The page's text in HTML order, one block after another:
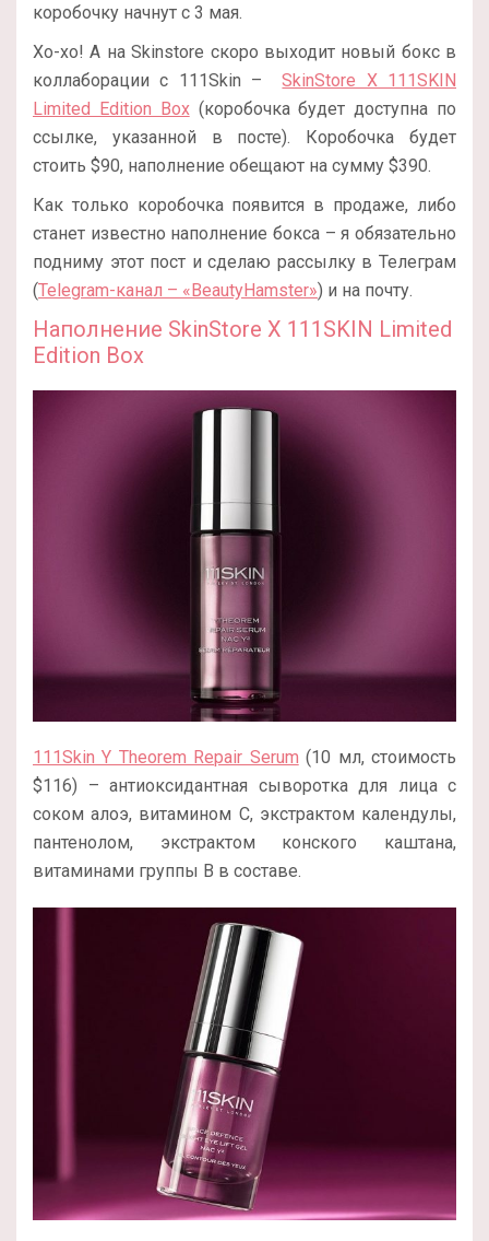
коробочку начнут с 3 мая.
Хо-хо! А на Skinstore скоро выходит новый бокс в
коллаборации с 111Skin –
SkinStore X 111SKIN
Limited Edition Box(коробочка будет доступна по
ссылке, указанной в посте). Коробочка будет
стоить $90, наполнение обещают на сумму $390.
Как только коробочка появится в продаже, либо
станет известно наполнение бокса – я обязательно
подниму этот пост и сделаю рассылку в Телеграм
(Telegram-канал – «BeautyHamster») и на почту.
Наполнение SkinStore X 111SKIN Limited
Edition Box
111Skin Y Theorem Repair Serum (10 мл, стоимость
$116) – антиоксидантная сыворотка для лица с
соком алоэ, витамином С, экстрактом календулы,
пантенолом, экстрактом конского каштана,
витаминами группы B в составе.